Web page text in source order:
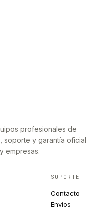
profesionales de
soporte y garantía oficial
empresas.
SOPORTE
Contacto
Envíos